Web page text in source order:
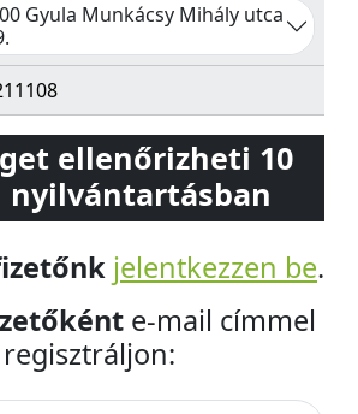
Gyula Munkácsy Mihály utca
ellenőrizheti 10
nyilvántartásban
jelentkezzen be.
e-mail címmel
regisztráljon: